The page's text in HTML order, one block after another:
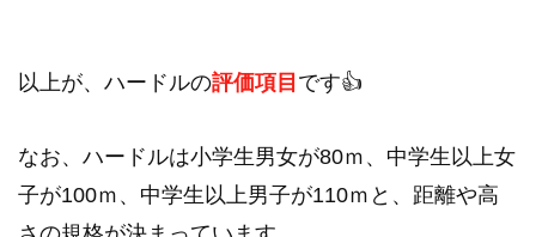
以上が、ハードルの評価項目 です👍
なお、ハードルは小学生男女が80ｍ、中学生以上女
子が100ｍ、中学生以上男子が110ｍと、距離や高